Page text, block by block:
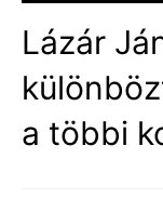
Lázár
a többi